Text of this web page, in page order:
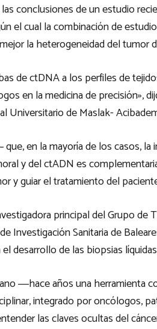
conclusiones de un estudio
el cual la combinación de
la heterogeneidad del tumor
de ctDNA a los perfiles de
en la medicina de precisión»,
de Maslak-
en la mayoría de los casos, la
y del ctADN es
y guiar el tratamiento del
principal del Grupo de
Investigación Sanitaria de
desarrollo de las biopsias
―hace años una herramienta
integrado por oncólogos,
las claves ocultas del